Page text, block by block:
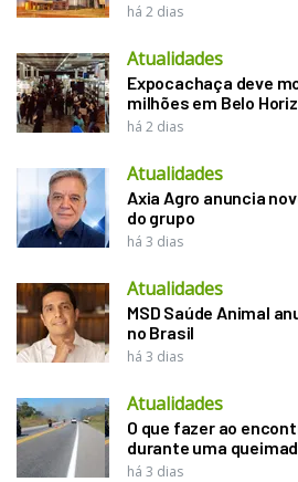
há 2 dias
Atualidades
Expocachaça deve
milhões em Belo
há 2 dias
Atualidades
Axia Agro anuncia
do grupo
há 3 dias
Atualidades
MSD Saúde Animal
no Brasil
há 3 dias
Atualidades
O que fazer ao
durante uma
há 3 dias